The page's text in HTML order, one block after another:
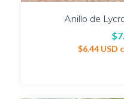
Anillo de
$6.44 USD